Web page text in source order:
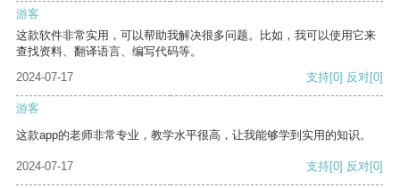
游客
这款软件非常实用，可以帮助我解决很多问题。比如，我可以使用它来
查找资料、翻译语言、编写代码等。
2024-07-17
支持[0] 反对[0]
游客
这款app的老师非常专业，教学水平很高，让我能够学到实用的知识。
2024-07-17 支持[0] 反对[0]